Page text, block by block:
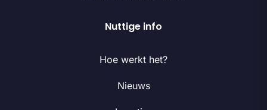
Nuttige info
Hoe werkt het?
Nieuws